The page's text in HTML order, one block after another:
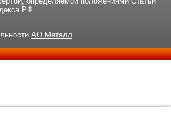
РФ.
АО Металл